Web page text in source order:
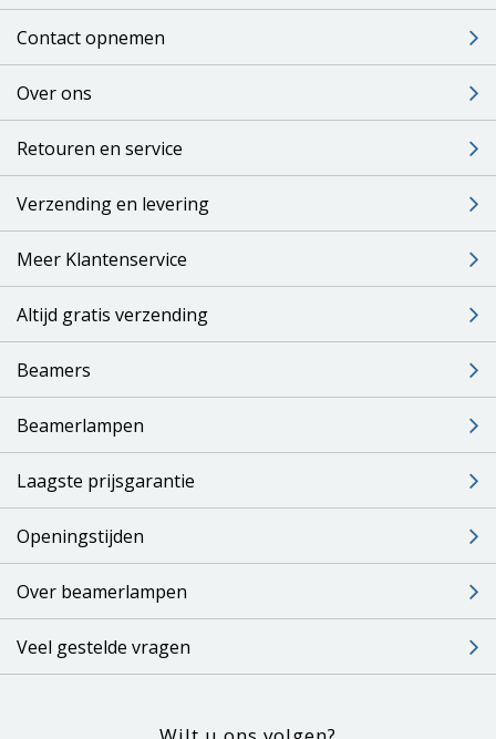
Contact opnemen
Over ons
Retouren en service
Verzending en levering
Meer Klantenservice
Altijd gratis verzending
Beamers
Beamerlampen
Laagste prijsgarantie
Openingstijden
Over beamerlampen
Veel gestelde vragen